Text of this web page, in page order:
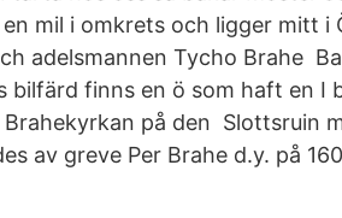
mil i omkrets och ligger mitt i
adelsmannen Tycho Brahe
bilfärd finns en ö som haft en I
på den Slottsruin
av greve Per Brahe d.y. på